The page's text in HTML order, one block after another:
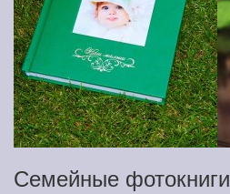
Семейные фотокниги